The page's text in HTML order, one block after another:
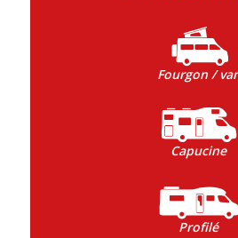
Fourgon /
Capucine
Profilé